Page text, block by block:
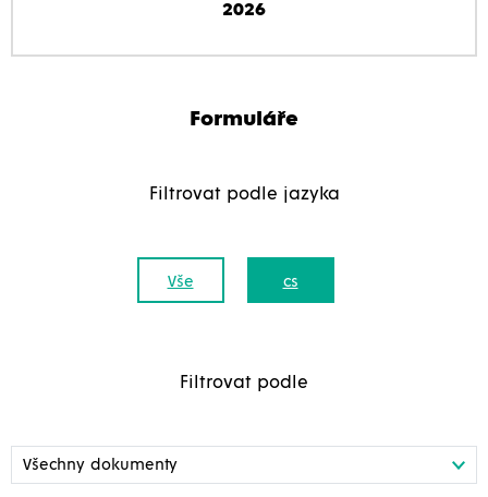
2026
Formuláře
Filtrovat podle jazyka
Vše cs
Filtrovat podle